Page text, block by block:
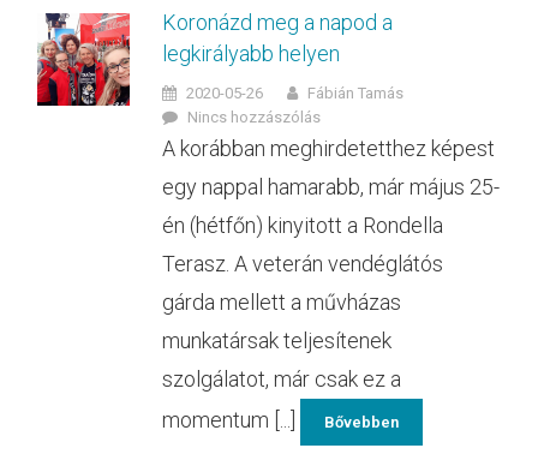
Koronázd meg a napod a
legkirályabb helyen
2020-05-26
Fábián Tamás
Nincs hozzászólás
A korábban meghirdetetthez képest
egy nappal hamarabb, már május 25-
én (hétfőn) kinyitott a Rondella
Terasz. A veterán vendéglátós
gárda mellett a művházas
munkatársak teljesítenek
szolgálatot, már csak ez a
momentum [...]
Bővebben